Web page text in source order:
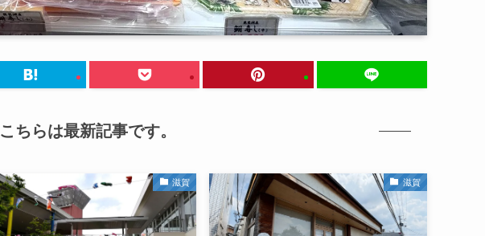
こちらは最新記事です。
滋賀 滋賀